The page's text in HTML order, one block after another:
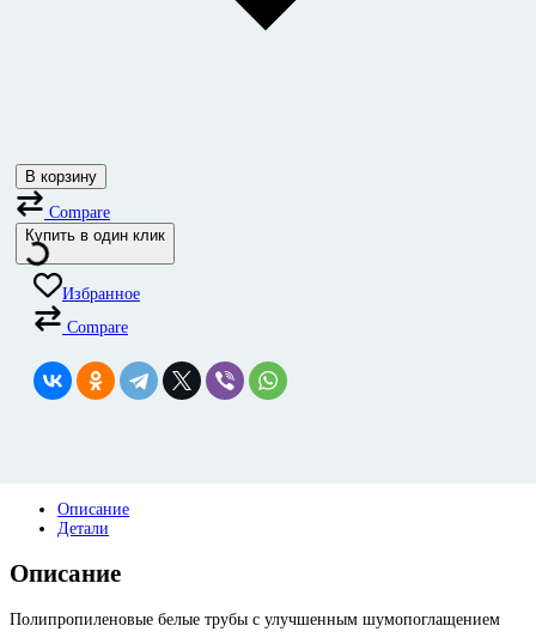
В корзину
Compare
Купить в один клик
Избранное
Compare
Описание
Детали
Описание
Полипропиленовые белые трубы с улучшенным шумопоглащением